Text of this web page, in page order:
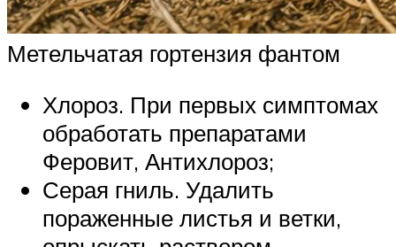
Метельчатая гортензия фантом
Хлороз. При первых симптомах
обработать препаратами
Феровит, Антихлороз;
Серая гниль. Удалить
пораженные листья и ветки,